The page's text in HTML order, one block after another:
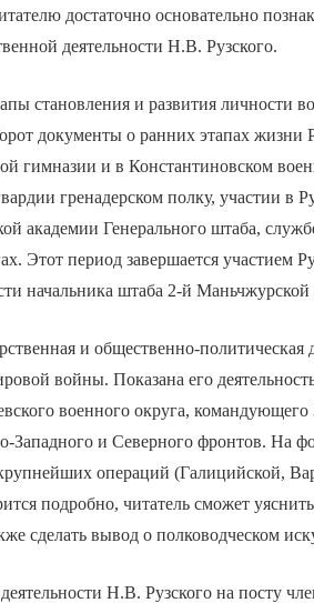
достаточно основательно
деятельности Н.В. Рузского.
становления и развития личности
документы о ранних этапах жизни
гимназии и в Константиновском
гренадерском полку, участии в
академии Генерального штаба,
Этот период завершается участием
начальника штаба 2-й
и общественно-политическая
войны. Показана его
военного округа,
Западного и Северного фронтов. На
операций (Галицийской,
подробно, читатель сможет
сделать вывод о полководческом
Н.В. Рузского на посту